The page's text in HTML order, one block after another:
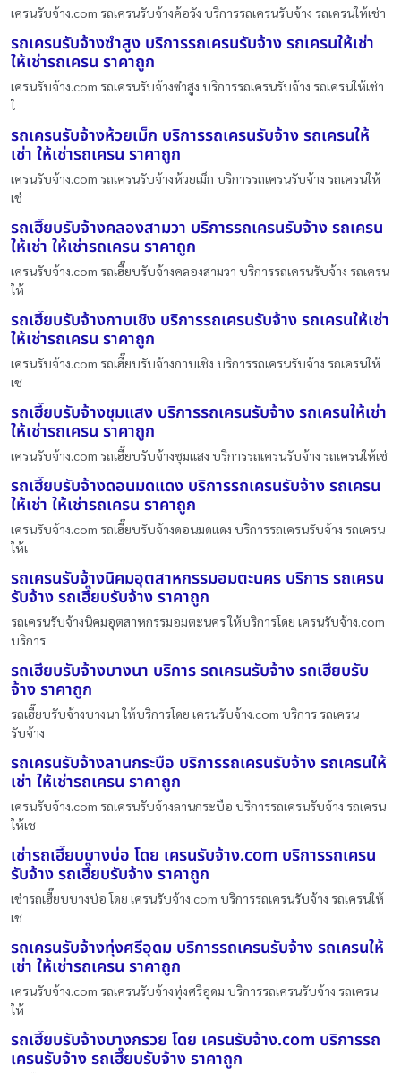
เครนรับจ้าง.com รถเครนรับจ้างค้อวัง บริการรถเครนรับจ้าง รถเครนให้เช่า
รถเครนรับจ้างซำสูง บริการรถเครนรับจ้าง รถเครนให้เช่า
ให้เช่ารถเครน ราคาถูก
เครนรับจ้าง.com รถเครนรับจ้างซำสูง บริการรถเครนรับจ้าง รถเครนให้เช่า
ใ
รถเครนรับจ้างห้วยเม็ก บริการรถเครนรับจ้าง รถเครนให้
เช่า ให้เช่ารถเครน ราคาถูก
เครนรับจ้าง.com รถเครนรับจ้างห้วยเม็ก บริการรถเครนรับจ้าง รถเครนให้
เช่
รถเฮี๊ยบรับจ้างคลองสามวา บริการรถเครนรับจ้าง รถเครน
ให้เช่า ให้เช่ารถเครน ราคาถูก
เครนรับจ้าง.com รถเฮี๊ยบรับจ้างคลองสามวา บริการรถเครนรับจ้าง รถเครน
ให้
รถเฮี๊ยบรับจ้างกาบเชิง บริการรถเครนรับจ้าง รถเครนให้เช่า
ให้เช่ารถเครน ราคาถูก
เครนรับจ้าง.com รถเฮี๊ยบรับจ้างกาบเชิง บริการรถเครนรับจ้าง รถเครนให้
เช
รถเฮี๊ยบรับจ้างชุมแสง บริการรถเครนรับจ้าง รถเครนให้เช่า
ให้เช่ารถเครน ราคาถูก
เครนรับจ้าง.com รถเฮี๊ยบรับจ้างชุมแสง บริการรถเครนรับจ้าง รถเครนให้เช่
รถเฮี๊ยบรับจ้างดอนมดแดง บริการรถเครนรับจ้าง รถเครน
ให้เช่า ให้เช่ารถเครน ราคาถูก
เครนรับจ้าง.com รถเฮี๊ยบรับจ้างดอนมดแดง บริการรถเครนรับจ้าง รถเครน
ให้เ
รถเครนรับจ้างนิคมอุตสาหกรรมอมตะนคร บริการ รถเครน
รับจ้าง รถเฮี๊ยบรับจ้าง ราคาถูก
รถเครนรับจ้างนิคมอุตสาหกรรมอมตะนคร ให้บริการโดย เครนรับจ้าง.com
บริการ
รถเฮี๊ยบรับจ้างบางนา บริการ รถเครนรับจ้าง รถเฮี๊ยบรับ
จ้าง ราคาถูก
รถเฮี๊ยบรับจ้างบางนา ให้บริการโดย เครนรับจ้าง.com บริการ รถเครน
รับจ้าง
รถเครนรับจ้างลานกระบือ บริการรถเครนรับจ้าง รถเครนให้
เช่า ให้เช่ารถเครน ราคาถูก
เครนรับจ้าง.com รถเครนรับจ้างลานกระบือ บริการรถเครนรับจ้าง รถเครน
ให้เช
เช่ารถเฮี๊ยบบางบ่อ โดย เครนรับจ้าง.com บริการรถเครน
รับจ้าง รถเฮี๊ยบรับจ้าง ราคาถูก
เช่ารถเฮี๊ยบบางบ่อ โดย เครนรับจ้าง.com บริการรถเครนรับจ้าง รถเครนให้
เช
รถเครนรับจ้างทุ่งศรีอุดม บริการรถเครนรับจ้าง รถเครนให้
เช่า ให้เช่ารถเครน ราคาถูก
เครนรับจ้าง.com รถเครนรับจ้างทุ่งศรีอุดม บริการรถเครนรับจ้าง รถเครน
ให้
รถเฮี๊ยบรับจ้างบางกรวย โดย เครนรับจ้าง.com บริการรถ
เครนรับจ้าง รถเฮี๊ยบรับจ้าง ราคาถูก